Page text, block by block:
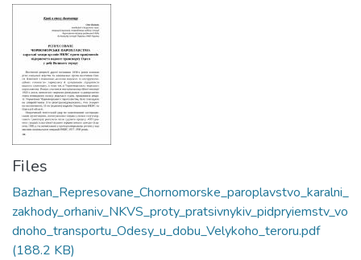
Files
Bazhan_Represovane_Chornomorske_paroplavstvo_karalni_
zakhody_orhaniv_NKVS_proty_pratsivnykiv_pidpryiemstv_vo
dnoho_transportu_Odesy_u_dobu_Velykoho_teroru.pdf
(188.2 KB)